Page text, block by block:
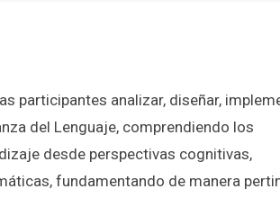
participantes analizar, diseñar,
del Lenguaje, comprendiendo los
desde perspectivas cognitivas,
fundamentando de manera